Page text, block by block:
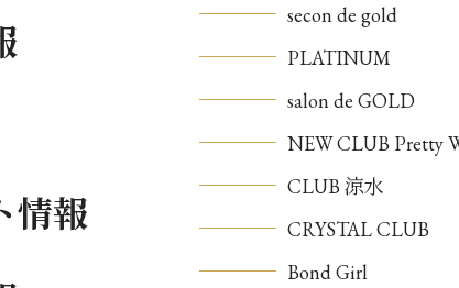
情報
secon de gold
PLATINUM
salon de GOLD
NEW CLUB Pretty
CLUB 涼水
CRYSTAL CLUB
Bond Girl